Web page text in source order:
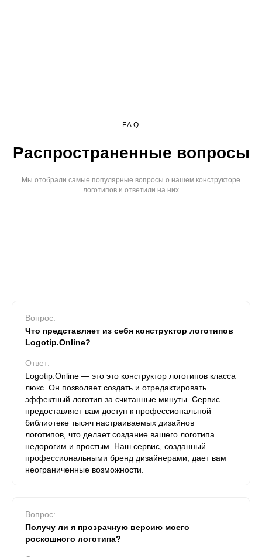
FAQ
Распространенные вопросы
Мы отобрали самые популярные вопросы о нашем конструкторе
логотипов и ответили на них
Вопрос:
Что представляет из себя конструктор логотипов
Logotip.Online?
Ответ:
Logotip.Online — это это конструктор логотипов класса
люкс. Он позволяет создать и отредактировать
эффектный логотип за считанные минуты. Сервис
предоставляет вам доступ к профессиональной
библиотеке тысяч настраиваемых дизайнов
логотипов, что делает создание вашего логотипа
недорогим и простым. Наш сервис, созданный
профессиональными бренд дизайнерами, дает вам
неограниченные возможности.
Вопрос:
Получу ли я прозрачную версию моего
роскошного логотипа?